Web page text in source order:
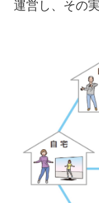
運営し、その